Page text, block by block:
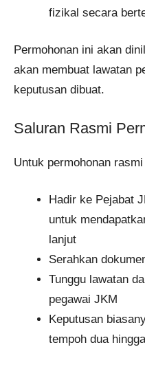
fizikal secara
Permohonan ini akan
akan membuat lawatan
keputusan dibuat.
Saluran Rasmi
Untuk permohonan
Hadir ke Pejabat
untuk
lanjut
Serahkan
Tunggu lawatan
pegawai JKM
Keputusan
tempoh dua